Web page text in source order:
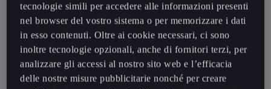
MARCHIO CUPRA
Martorell (Barcellona) è il luogo in cui avviene la magia di
CUPRA. Fondato nel 2018, il marchio ha qui la sua sede
tecnologie simili per accedere alle informazioni presenti
nel browser del vostro sistema o per memorizzare i dati
in esso contenuti. Oltre ai cookie necessari, ci sono
inoltre tecnologie opzionali, anche di fornitori terzi, per
analizzare gli accessi al nostro sito web e l’efficacia
delle nostre misure pubblicitarie nonché per creare